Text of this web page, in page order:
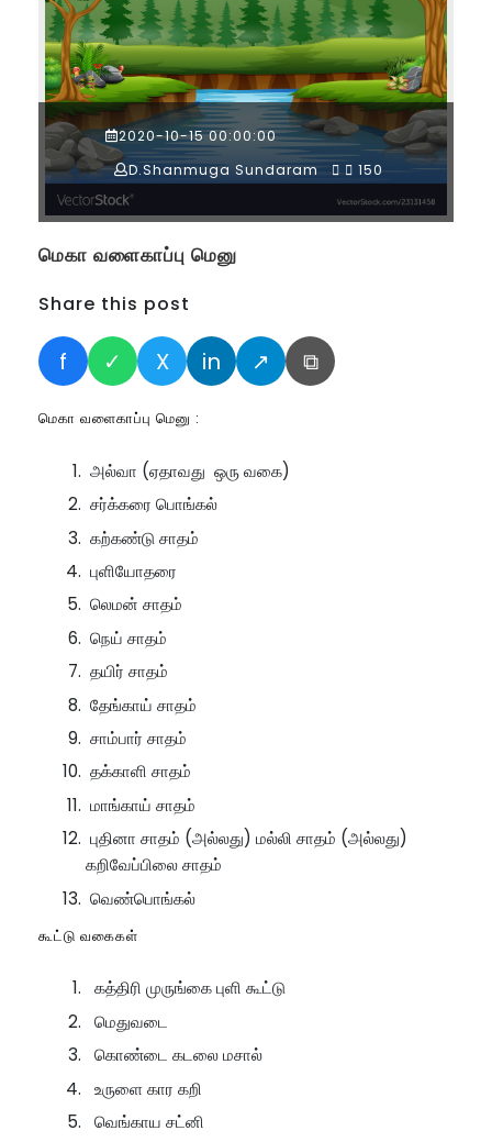
2020-10-15 00:00:00
D.Shanmuga Sundaram
150
மெகா வளைகாப்பு மெனு
Share this post
f ✓ X in ↗ ⧉
மெகா வளைகாப்பு மெனு :
அல்வா (ஏதாவது ஒரு வகை)
சர்க்கரை பொங்கல்
கற்கண்டு சாதம்
புளியோதரை
லெமன் சாதம்
நெய் சாதம்
தயிர் சாதம்
தேங்காய் சாதம்
சாம்பார் சாதம்
தக்காளி சாதம்
மாங்காய் சாதம்
புதினா சாதம் (அல்லது) மல்லி சாதம் (அல்லது)
கறிவேப்பிலை சாதம்
வெண்பொங்கல்
கூட்டு வகைகள்
கத்திரி முருங்கை புளி கூட்டு
மெதுவடை
கொண்டை கடலை மசால்
உருளை கார கறி
வெங்காய சட்னி